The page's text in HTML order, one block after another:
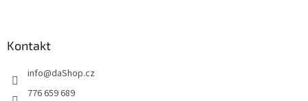
Kontakt
info@daShop.cz
776 659 689